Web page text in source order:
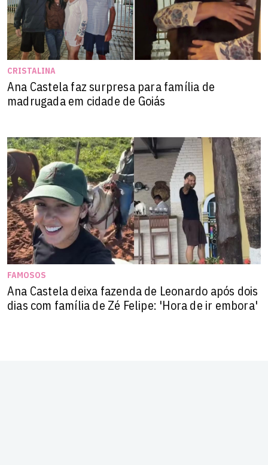
CRISTALINA
Ana Castela faz surpresa para família de
madrugada em cidade de Goiás
FAMOSOS
Ana Castela deixa fazenda de Leonardo após dois
dias com família de Zé Felipe: 'Hora de ir embora'